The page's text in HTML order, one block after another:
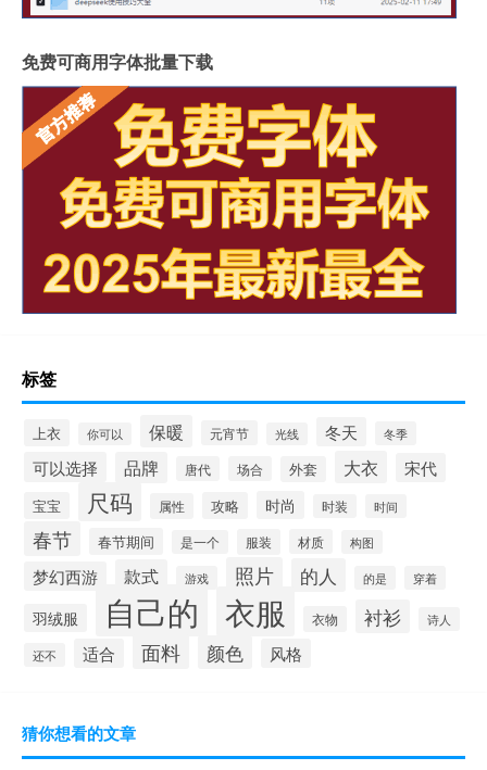
免费可商用字体批量下载
标签
上衣 你可以 保暖 元宵节 光线 冬天 冬季
可以选择 品牌 唐代 场合 外套 大衣 宋代
宝宝 尺码 属性 攻略 时尚 时装 时间
春节 春节期间 是一个 服装 材质 构图
梦幻西游 款式 游戏 照片 的人 的是 穿着
羽绒服 自己的 衣服 衣物 衬衫 诗人
还不 适合 面料 颜色 风格
猜你想看的文章